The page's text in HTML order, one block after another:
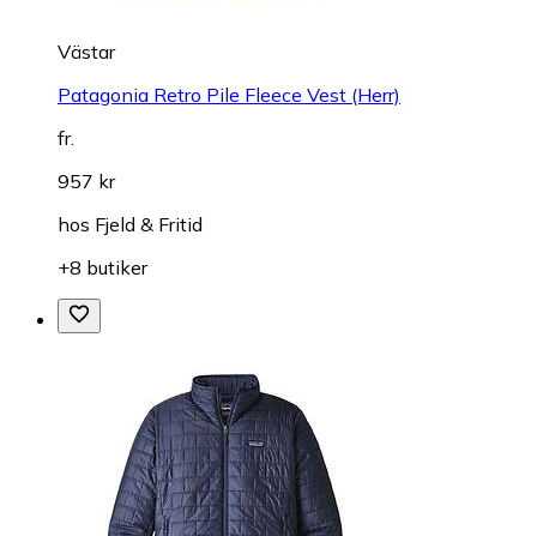
Västar
Patagonia Retro Pile Fleece Vest (Herr)
fr.
957 kr
hos Fjeld & Fritid
+8 butiker